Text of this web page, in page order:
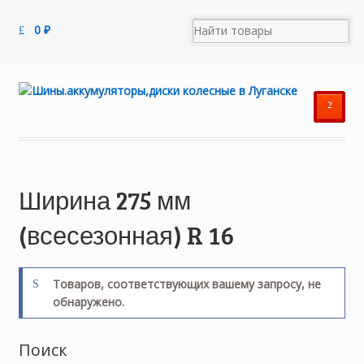
0₽
²
Ширина 275 мм
(всесезонная) R 16
Товаров, соответствующих вашему запросу, не
обнаружено.
Поиск